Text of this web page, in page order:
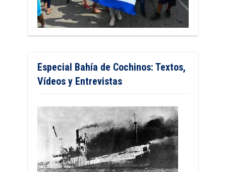
Especial Bahía de Cochinos: Textos,
Vídeos y Entrevistas